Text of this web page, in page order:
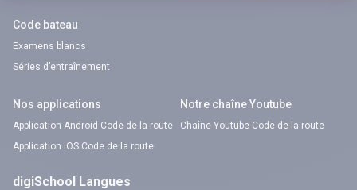
Code bateau
Examens blancs
Séries d’entraînement
Nos applications
Application Android Code de la route
Application iOS Code de la route
Notre chaîne Youtube
Chaîne Youtube Code de la route
digiSchool Langues